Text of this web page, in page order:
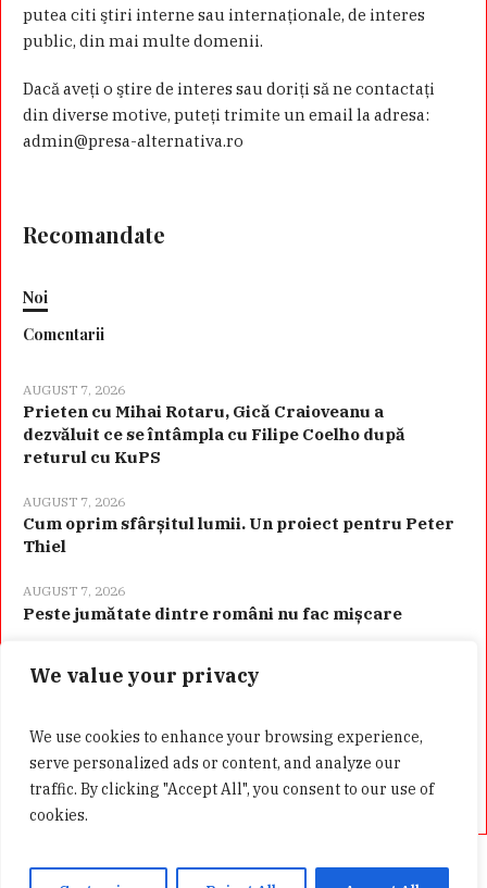
We value your privacy
We use cookies to enhance your browsing experience,
serve personalized ads or content, and analyze our
traffic. By clicking "Accept All", you consent to our use of
cookies.
putea citi ştiri interne sau internaţionale, de interes
public, din mai multe domenii.
Dacă aveţi o ştire de interes sau doriţi să ne contactaţi
din diverse motive, puteţi trimite un email la adresa:
admin@presa-alternativa.ro
Recomandate
Noi
Comentarii
AUGUST 7, 2026
Prieten cu Mihai Rotaru, Gică Craioveanu a
dezvăluit ce se întâmpla cu Filipe Coelho după
returul cu KuPS
AUGUST 7, 2026
Cum oprim sfârșitul lumii. Un proiect pentru Peter
Thiel
AUGUST 7, 2026
Peste jumătate dintre români nu fac mișcare
Categorii
Acasă Confidentialitate GDPR